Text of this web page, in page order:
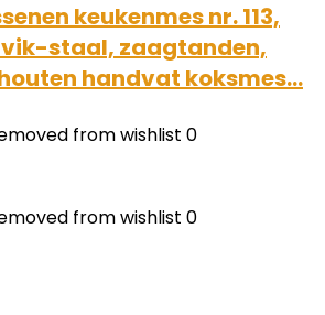
keukenmes nr. 113,
staal, zaagtanden,
handvat koksmes…
from wishlist 0
from wishlist 0